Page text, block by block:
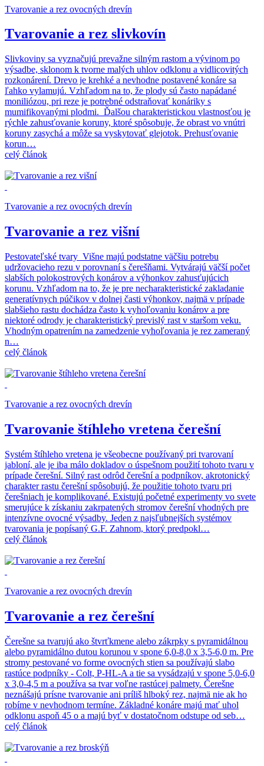
Tvarovanie a rez ovocných drevín
Tvarovanie a rez slivkovín
Slivkoviny sa vyznačujú prevažne silným rastom a vývinom po
výsadbe, sklonom k tvorne malých uhlov odklonu a vidlicovitých
rozkonárení. Drevo je krehké a nevhodne postavené konáre sa
ľahko vylamujú. Vzhľadom na to, že plody sú často napádané
moniliózou, pri reze je potrebné odstraňovať konáriky s
mumifikovanými plodmi. Ďalšou charakteristickou vlastnosťou je
rýchle zahusťovanie koruny, ktoré spôsobuje, že obrast vo vnútri
koruny zasychá a môže sa vyskytovať glejotok. Prehusťovanie
korun…
celý článok
Tvarovanie a rez ovocných drevín
Tvarovanie a rez višní
Pestovateľské tvary Višne majú podstatne väčšiu potrebu
udržovacieho rezu v porovnaní s čerešňami. Vytvárajú väčší počet
slabších polokostrových konárov a výhonkov zahusťujúcich
korunu. Vzhľadom na to, že je pre necharakteristické zakladanie
generatívnych púčikov v dolnej časti výhonkov, najmä v prípade
slabšieho rastu dochádza často k vyhoľovaniu konárov a pre
niektoré odrody je charakteristický previslý rast v staršom veku.
Vhodným opatrením na zamedzenie vyhoľovania je rez zameraný
n…
celý článok
Tvarovanie a rez ovocných drevín
Tvarovanie štíhleho vretena čerešní
Systém štíhleho vretena je všeobecne používaný pri tvarovaní
jabloní, ale je iba málo dokladov o úspešnom použití tohoto tvaru v
prípade čerešní. Silný rast odrôd čerešní a podpníkov, akrotonický
charakter rastu čerešní spôsobujú, že použitie tohoto tvaru pri
čerešniach je komplikované. Existujú početné experimenty vo svete
smerujúce k získaniu zakrpatených stromov čerešní vhodných pre
intenzívne ovocné výsadby. Jeden z najsľubnejších systémov
tvarovania je popísaný G.F. Zahnom, ktorý predpokl…
celý článok
Tvarovanie a rez ovocných drevín
Tvarovanie a rez čerešní
Čerešne sa tvarujú ako štvrťkmene alebo zákrpky s pyramidálnou
alebo pyramidálno dutou korunou v spone 6,0-8,0 x 3,5-6,0 m. Pre
stromy pestované vo forme ovocných stien sa používajú slabo
rastúce podpníky - Colt, P-HL-A a tie sa vysádzajú v spone 5,0-6,0
x 3,0-4,5 m a používa sa tvar voľne rastúcej palmety. Čerešne
neznášajú prísne tvarovanie ani príliš hlboký rez, najmä nie ak ho
robíme v nevhodnom termíne. Základné konáre majú mať uhol
odklonu aspoň 45 o a majú byť v dostatočnom odstupe od seb…
celý článok